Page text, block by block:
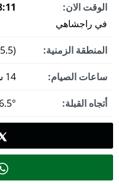
الوقت الان: PM
في راجشاهي
المنطقة الزمنية:
ساعات الصيام:
أتجاه القبلة: